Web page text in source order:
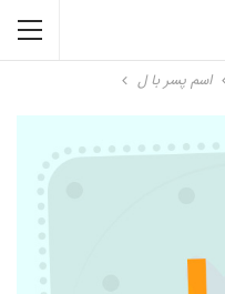
اسم پسر با ل